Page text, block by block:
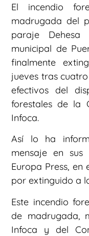
El incendio
madrugada del
paraje
municipal de
finalmente
jueves tras
efectivos del
forestales de la
Infoca.
Así lo ha
mensaje en sus
Europa Press,
por extinguido a
Este incendio
de madrugada,
Infoca y del